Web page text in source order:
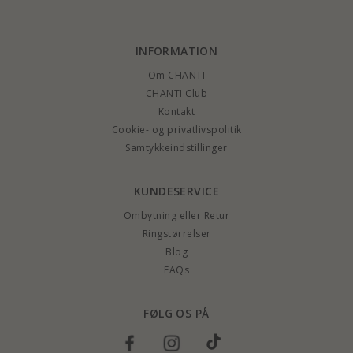
INFORMATION
Om CHANTI
CHANTI Club
Kontakt
Cookie- og privatlivspolitik
Samtykkeindstillinger
KUNDESERVICE
Ombytning eller Retur
Ringstørrelser
Blog
FAQs
FØLG OS PÅ